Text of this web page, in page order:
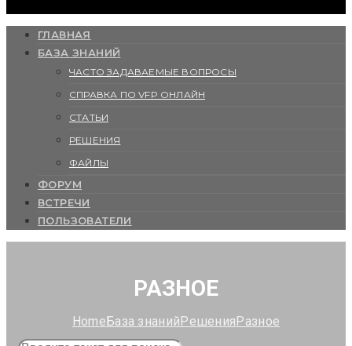
ГЛАВНАЯ
БАЗА ЗНАНИЙ
ЧАСТО ЗАДАВАЕМЫЕ ВОПРОСЫ
СПРАВКА ПО VFP ОНЛАЙН
СТАТЬИ
РЕШЕНИЯ
ФАЙЛЫ
ФОРУМ
ВСТРЕЧИ
ПОЛЬЗОВАТЕЛИ
РАЗНОЕ
HomeБаза знанийРешенияРазное